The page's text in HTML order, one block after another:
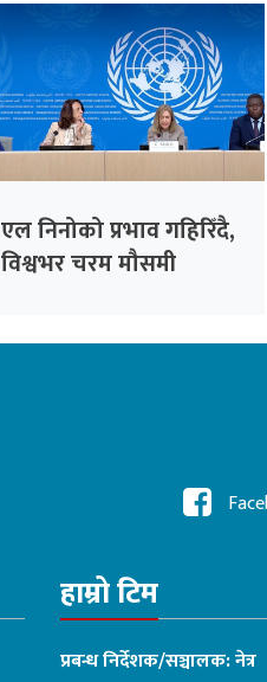
एल निनोको प्रभाव गहिरिँदै,
विश्वभर चरम मौसमी
हाम्रो टिम
प्रबन्ध निर्देशक/सञ्चालक: नेत्र